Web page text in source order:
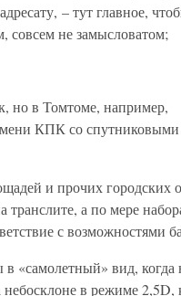
– тут главное,
совсем не замысловатом;
но в Томтоме, например,
КПК со
и прочих городских
транслите, а по мере
с возможностями
«самолетный» вид, когда
в режиме 2,5D,